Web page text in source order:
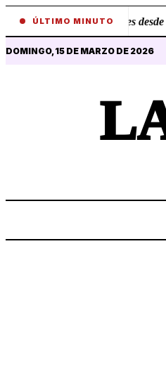
ÚLTIMO MINUTO
• Revelaciones desde
DOMINGO, 15 DE MARZO DE 2026